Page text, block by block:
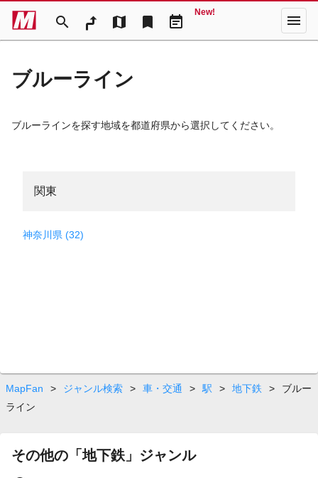
search map bookmark event_note
New! menu
ブルーライン
ブルーラインを探す地域を都道府県から選択してください。
関東
神奈川県 (32)
MapFan > ジャンル検索 > 車・交通 > 駅 > 地下鉄 >
ブルー
ライン
その他の「地下鉄」ジャンル